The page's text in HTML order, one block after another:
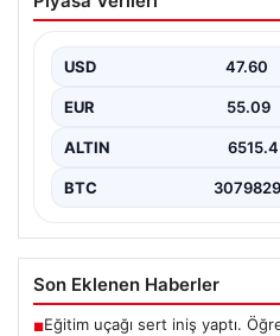
açıklandı!
USD 47.60
EUR 55.09
ALTIN 6515.4
BTC 3079829
Son Eklenen Haberler
■Eğitim uçağı sert iniş yaptı.